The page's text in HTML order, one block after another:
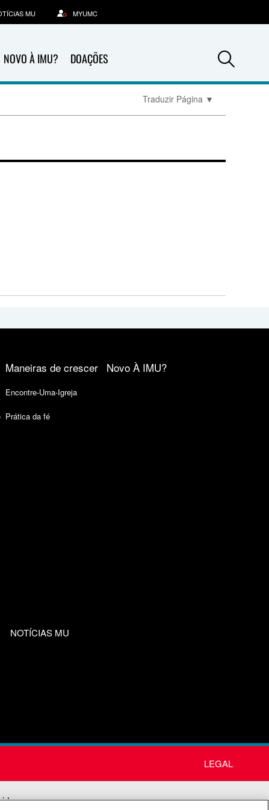
NOVO À IMU? DOAÇÕES
MU MYUMC
Traduzir Página ▼
Maneiras de crescer
Encontre-Uma-Igreja
Prática da fé
Novo À IMU?
NOTÍCIAS MU
LEGAL